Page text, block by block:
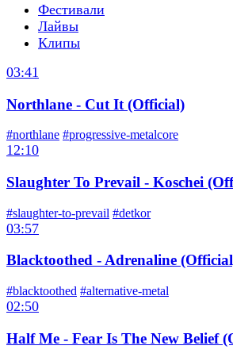
Фестивали
Лайвы
Клипы
03:41
Northlane - Cut It (Official)
#northlane #progressive-metalcore
12:10
Slaughter To Prevail - Koschei
#slaughter-to-prevail #detkor
03:57
Blacktoothed - Adrenaline
#blacktoothed #alternative-metal
02:50
Half Me - Fear Is The New Belief